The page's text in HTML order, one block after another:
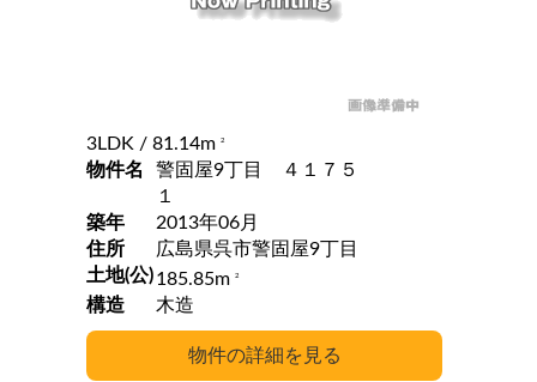
3LDK / 81.14m 2
物件名
警固屋9丁目 ４１７５
１
築年
2013年06月
住所
広島県呉市警固屋9丁目
土地(公)185.85m2
構造 木造